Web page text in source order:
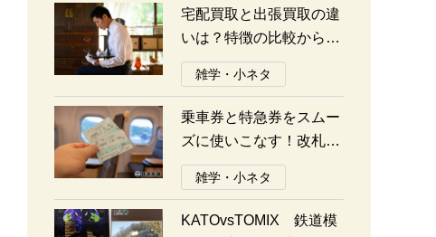
宅配買取と出張買取の違
いは？特徴の比較から探
る選び方のポイント
雑学・小ネタ
乗車券と特急券をスムー
ズに使いこなす！改札の
通り方ガイド
雑学・小ネタ
KATOvsTOMIX 鉄道模